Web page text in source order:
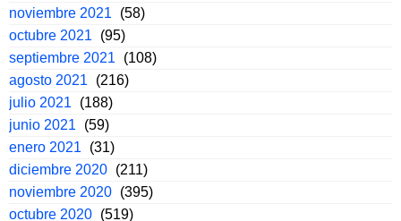
noviembre 2021
(58)
octubre 2021
(95)
septiembre 2021
(108)
agosto 2021
(216)
julio 2021
(188)
junio 2021
(59)
enero 2021
(31)
diciembre 2020 (211)
noviembre 2020 (395)
octubre 2020 (519)